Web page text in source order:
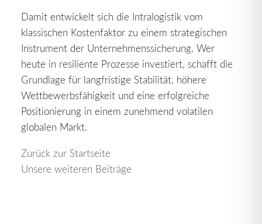
Damit entwickelt sich die Intralogistik vom
klassischen Kostenfaktor zu einem strategischen
Instrument der Unternehmenssicherung. Wer
heute in resiliente Prozesse investiert, schafft die
Grundlage für langfristige Stabilität, höhere
Wettbewerbsfähigkeit und eine erfolgreiche
Positionierung in einem zunehmend volatilen
globalen Markt.
Zurück zur Startseite
Unsere weiteren Beiträge